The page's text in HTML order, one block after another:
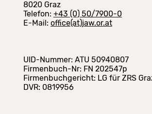
8020 Graz
Telefon: +43 (0) 50/7900-0
E-Mail: office(at)jaw.or.at
UID-Nummer: ATU 50940807
Firmenbuch-Nr: FN 202547p
Firmenbuchgericht: LG für ZRS
DVR: 0819956